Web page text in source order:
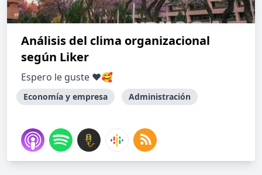
Análisis del clima organizacional
según Liker
Espero le guste ❤️🥰
Economía y empresa Administración